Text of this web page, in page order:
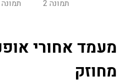
מעמד אחורי
מחוזק